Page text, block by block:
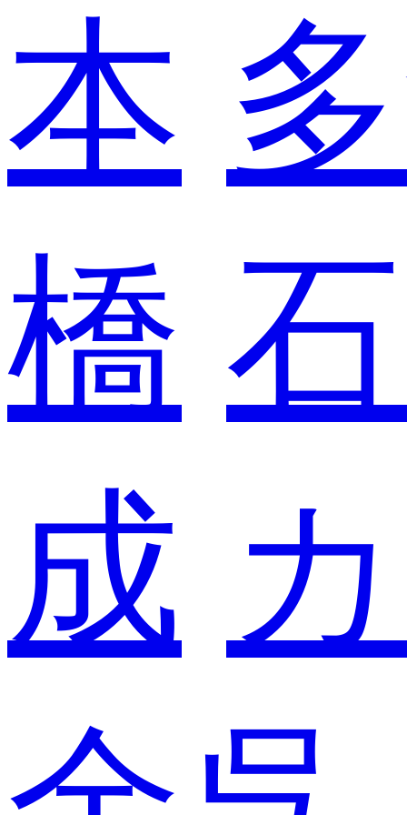
本
橋
成